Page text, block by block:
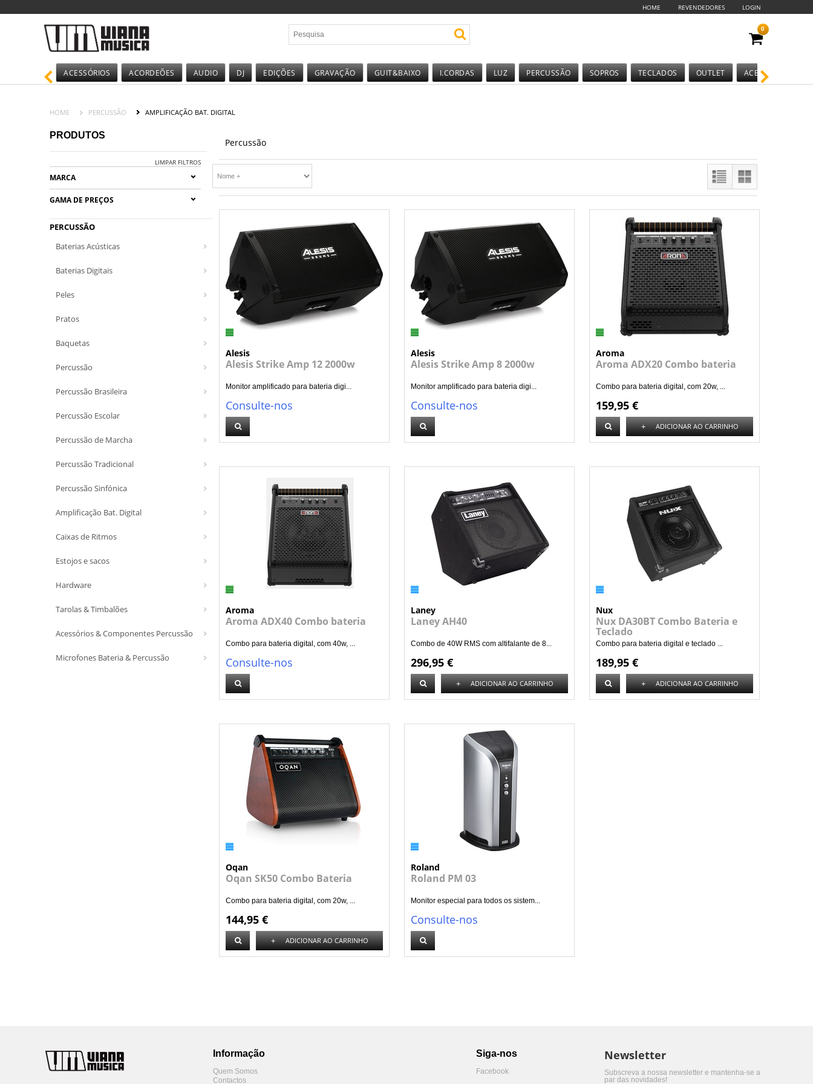
HOME REVENDEDORES LOGIN
0
ACESSÓRIOS ACORDEÕES AUDIO DJ EDIÇÕES GRAVAÇÃO GUIT&BAIXO I.CORDAS LUZ PERCUSSÃO SOPROS TECLADOS OUTLET ACESSÓRIOS
HOME PERCUSSÃO AMPLIFICAÇÃO BAT. DIGITAL
PRODUTOS
LIMPAR FILTROS
MARCA
GAMA DE PREÇOS
PERCUSSÃO
Baterias Acústicas
Baterias Digitais
Peles
Pratos
Baquetas
Percussão
Percussão Brasileira
Percussão Escolar
Percussão de Marcha
Percussão Tradicional
Percussão Sinfónica
Amplificação Bat. Digital
Caixas de Ritmos
Estojos e sacos
Hardware
Tarolas & Timbalões
Acessórios & Componentes Percussão
Microfones Bateria & Percussão
Percussão
Alesis
Alesis Strike Amp 12 2000w
Monitor amplificado para bateria digi...
Consulte-nos
Alesis
Alesis Strike Amp 8 2000w
Monitor amplificado para bateria digi...
Consulte-nos
Aroma
Aroma ADX20 Combo bateria
Combo para bateria digital, com 20w, ...
159,95 €
+ ADICIONAR AO CARRINHO
Aroma
Aroma ADX40 Combo bateria
Combo para bateria digital, com 40w, ...
Consulte-nos
Laney
Laney AH40
Combo de 40W RMS com altifalante de 8...
296,95 €
+ ADICIONAR AO CARRINHO
Nux
Nux DA30BT Combo Bateria e
Teclado
Combo para bateria digital e teclado ...
189,95 €
+ ADICIONAR AO CARRINHO
Oqan
Oqan SK50 Combo Bateria
Combo para bateria digital, com 20w, ...
144,95 €
+ ADICIONAR AO CARRINHO
Roland
Roland PM 03
Monitor especial para todos os sistem...
Consulte-nos
Informação
Quem Somos
Contactos
Siga-nos
Facebook
Newsletter
Subscreva a nossa newsletter e mantenha-se a
par das novidades!